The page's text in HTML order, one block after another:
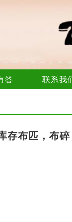
答 联系我
存布匹，布碎